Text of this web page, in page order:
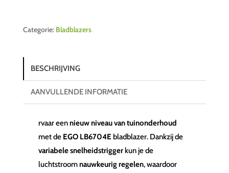
set)
Categorie: Bladblazers
BESCHRIJVING
AANVULLENDE INFORMATIE
rvaar eennieuw niveau van tuinonderhoud
met de EGO LB6704E bladblazer. Dankzij de
variabele snelheidstriggerkun je de
luchtstroomnauwkeurig regelen, waardoor